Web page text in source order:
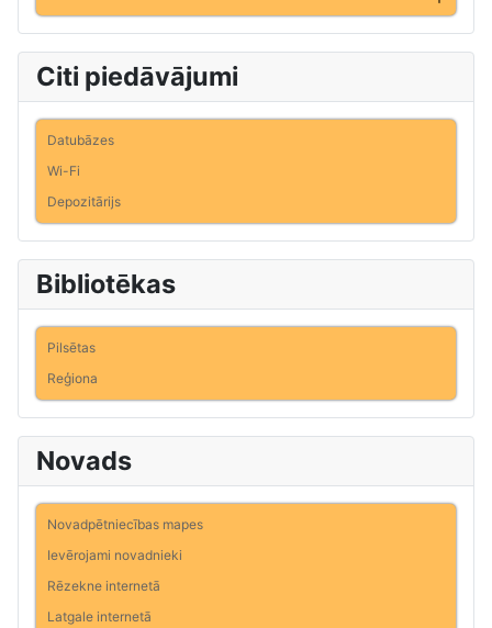
Citi piedāvājumi
Datubāzes
Wi-Fi
Depozitārijs
Bibliotēkas
Pilsētas
Reģiona
Novads
Novadpētniecības mapes
Ievērojami novadnieki
Rēzekne internetā
Latgale internetā